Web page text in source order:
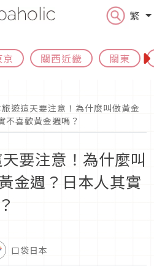
繁
京 關西近畿 關東
遊這天要注意！為什麼叫做黃金
不喜歡黃金週嗎？
要注意！為什麼叫
金週？日本人其實
口袋日本